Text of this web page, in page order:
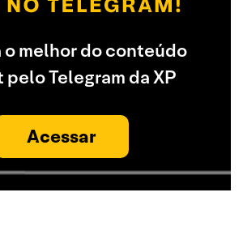
o melhor do conteúdo
pelo Telegram da XP
Acessar